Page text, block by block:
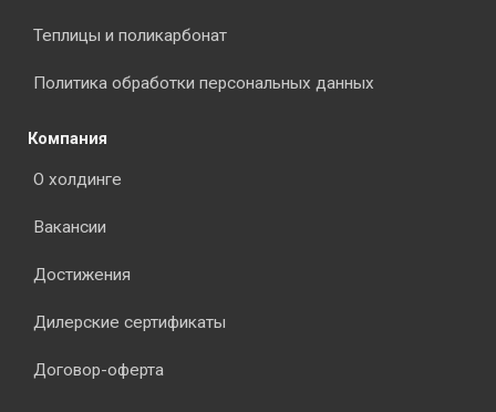
Теплицы и поликарбонат
Политика обработки персональных данных
Компания
О холдинге
Вакансии
Достижения
Дилерские сертификаты
Договор-оферта